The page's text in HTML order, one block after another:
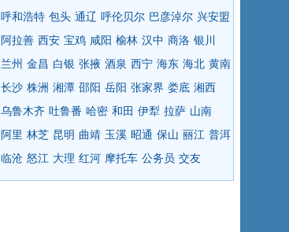
呼和浩特 包头 通辽 呼伦贝尔 巴彦淖尔 兴安盟
阿拉善 西安 宝鸡 咸阳 榆林 汉中 商洛 银川
兰州 金昌 白银 张掖 酒泉 西宁 海东 海北 黄南
长沙 株洲 湘潭 邵阳 岳阳 张家界 娄底 湘西
乌鲁木齐 吐鲁番 哈密 和田 伊犁 拉萨 山南
阿里 林芝 昆明 曲靖 玉溪 昭通 保山 丽江 普洱
临沧 怒江 大理 红河 摩托车 公务员 交友